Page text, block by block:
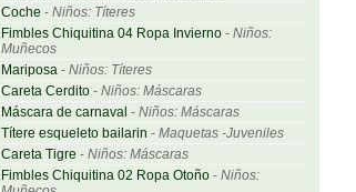
Coche - Niños: Títeres
Fimbles Chiquitina 04 Ropa Invierno- Niños:
Muñecos
Mariposa- Niños: Títeres
Careta Cerdito- Niños: Máscaras
Máscara de carnaval - Niños: Máscaras
Títere esqueleto bailarin - Maquetas -Juveniles
Careta Tigre - Niños: Máscaras
Fimbles Chiquitina 02 Ropa Otoño- Niños: